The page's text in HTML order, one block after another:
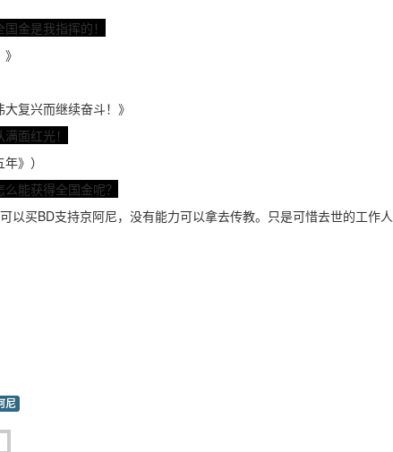
金是我指挥的！
复兴而继续奋斗！》
面红光！
》）
能获得全国金呢？
以买BD支持京阿尼，没有能力可以拿去传教。只是可惜去世的工作人
尼